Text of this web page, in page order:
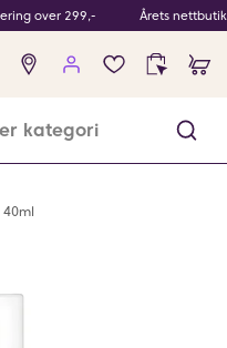
over 299,- Årets
Ingen
produkter